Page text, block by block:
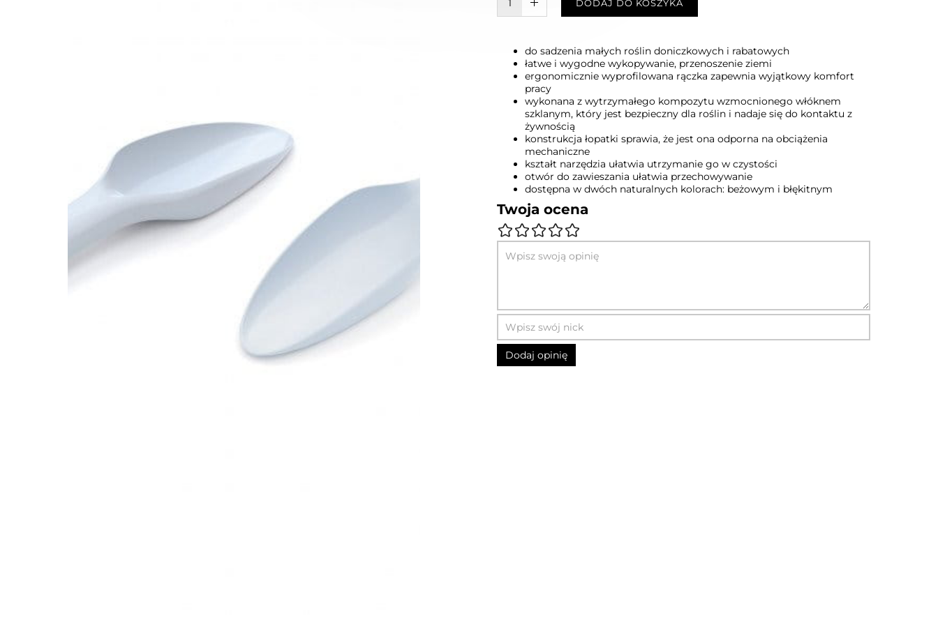
W KOSZYKU :)DODAJ DO KOSZYKA
do sadzenia małych roślin doniczkowych i rabatowych
łatwe i wygodne wykopywanie, przenoszenie ziemi
ergonomicznie wyprofilowana rączka zapewnia wyjątkowy komfort
pracy
wykonana z wytrzymałego kompozytu wzmocnionego włóknem
szklanym, który jest bezpieczny dla roślin i nadaje się do kontaktu z
żywnością
konstrukcja łopatki sprawia, że jest ona odporna na obciążenia
mechaniczne
kształt narzędzia ułatwia utrzymanie go w czystości
otwór do zawieszania ułatwia przechowywanie
dostępna w dwóch naturalnych kolorach: beżowym i błękitnym
Twoja ocena